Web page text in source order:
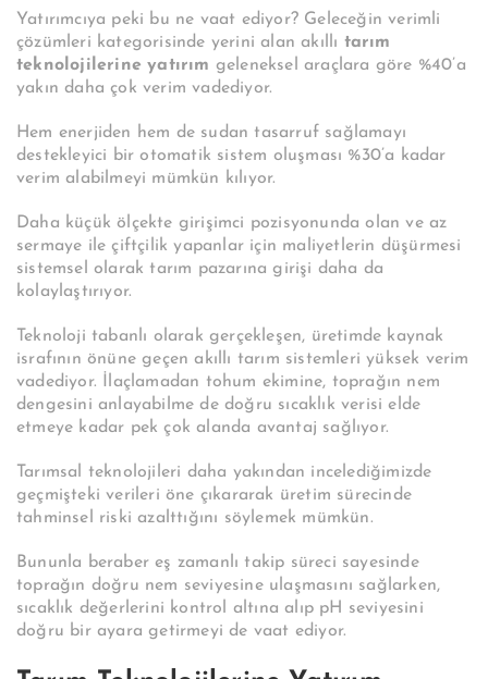
Yatırımcıya peki bu ne vaat ediyor? Geleceğin verimli
çözümleri kategorisinde yerini alan akıllı tarım
teknolojilerine yatırım geleneksel araçlara göre %40’a
yakın daha çok verim vadediyor.
Hem enerjiden hem de sudan tasarruf sağlamayı
destekleyici bir otomatik sistem oluşması %30’a kadar
verim alabilmeyi mümkün kılıyor.
Daha küçük ölçekte girişimci pozisyonunda olan ve az
sermaye ile çiftçilik yapanlar için maliyetlerin düşürmesi
sistemsel olarak tarım pazarına girişi daha da
kolaylaştırıyor.
Teknoloji tabanlı olarak gerçekleşen, üretimde kaynak
israfının önüne geçen akıllı tarım sistemleri yüksek verim
vadediyor. İlaçlamadan tohum ekimine, toprağın nem
dengesini anlayabilme de doğru sıcaklık verisi elde
etmeye kadar pek çok alanda avantaj sağlıyor.
Tarımsal teknolojileri daha yakından incelediğimizde
geçmişteki verileri öne çıkararak üretim sürecinde
tahminsel riski azalttığını söylemek mümkün.
Bununla beraber eş zamanlı takip süreci sayesinde
toprağın doğru nem seviyesine ulaşmasını sağlarken,
sıcaklık değerlerini kontrol altına alıp pH seviyesini
doğru bir ayara getirmeyi de vaat ediyor.